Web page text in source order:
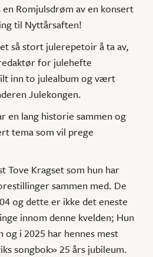
Romjulsdrøm av en konsert
til Nyttårsaften!
så stort julerepetoir å ta av,
for julehefte
inn to julealbum og vært
Julekongen.
en lang historie sammen og
tema som vil prege
Tove Kragset som hun har
sammen med. De
og dette er ikke det eneste
innom denne kvelden; Hun
i 2025 har hennes mest
songbok» 25 års jubileum.